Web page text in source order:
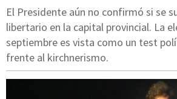
El Presidente aún no confirmó si se
libertario en la capital provincial. La
septiembre es vista como un test
frente al kirchnerismo.